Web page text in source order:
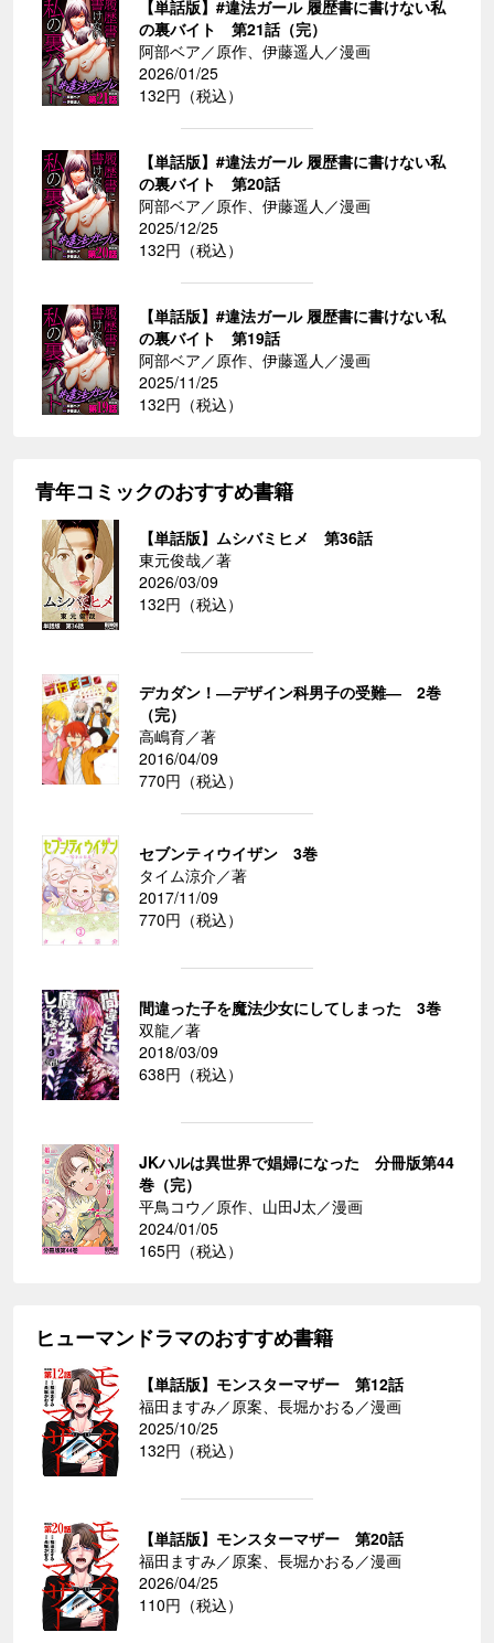
【単話版】#違法ガール 履歴書に書けない私
の裏バイト 第21話（完）
阿部ベア／原作、伊藤遥人／漫画
2026/01/25
132円（税込）
【単話版】#違法ガール 履歴書に書けない私
の裏バイト 第20話
阿部ベア／原作、伊藤遥人／漫画
2025/12/25
132円（税込）
【単話版】#違法ガール 履歴書に書けない私
の裏バイト 第19話
阿部ベア／原作、伊藤遥人／漫画
2025/11/25
132円（税込）
青年コミックのおすすめ書籍
【単話版】ムシバミヒメ 第36話
東元俊哉／著
2026/03/09
132円（税込）
デカダン！―デザイン科男子の受難― 2巻
（完）
高嶋育／著
2016/04/09
770円（税込）
セブンティウイザン 3巻
タイム涼介／著
2017/11/09
770円（税込）
間違った子を魔法少女にしてしまった 3巻
双龍／著
2018/03/09
638円（税込）
JKハルは異世界で娼婦になった 分冊版第44
巻（完）
平鳥コウ／原作、山田J太／漫画
2024/01/05
165円（税込）
ヒューマンドラマのおすすめ書籍
【単話版】モンスターマザー 第12話
福田ますみ／原案、長堀かおる／漫画
2025/10/25
132円（税込）
【単話版】モンスターマザー 第20話
福田ますみ／原案、長堀かおる／漫画
2026/04/25
110円（税込）